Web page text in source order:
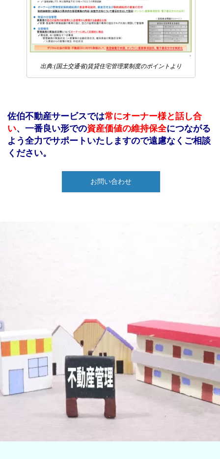
出典:(国土交通省)賃貸住宅管理業制度のポイントより
佐伯不動産サービスでは常にオーナー様と話し合
い、一番良い形での資産価値の維持保全につながる
よう全力でサポートいたしますので遠慮なくご相談
ください。
お問い合わせ